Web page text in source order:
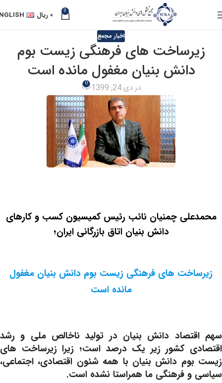
0 ۰ ریال
اخبار مجمع
زیرساخت های فرهنگی زیست بوم
دانش بنیان مغفول مانده است
در دی 24, 1399 0
محمدعلی چمنیان نائب رئیس کمیسیون کسب و کارهای
دانش بنیان اتاق بازرگانی ایران؛
زیرساخت های فرهنگی زیست بوم دانش بنیان مغفول
مانده است
سهم اقتصاد دانش بنیان در تولید ناخالص ملی و رشد
اقتصادی کشور زیر یک درصد است؛ زیرا زیرساخت های
زیست بوم دانش بنیان با همه شئون اقتصادی، اجتماعی،
سیاسی و فرهنگی ما همراستا نشده است.